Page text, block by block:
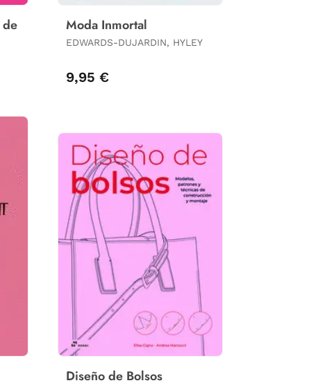
Moda Inmortal
EDWARDS-DUJARDIN, HYLEY
9,95 €
Diseño de Bolsos